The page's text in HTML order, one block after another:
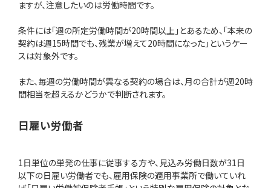
ますが、注意したいのは労働時間です。
条件には「週の所定労働時間が20時間以上」とあるため、「本来の
契約は週15時間でも、残業が増えて20時間になった」というケー
スは対象外です。
また、毎週の労働時間が異なる契約の場合は、月の合計が週20時
間相当を超えるかどうかで判断されます。
日雇い労働者
1日単位の単発の仕事に従事する方や、見込み労働日数が31日
以下の日雇い労働者でも、雇用保険の適用事業所で働いていれ